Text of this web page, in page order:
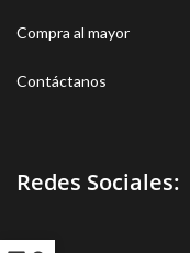
Compra al mayor
Contáctanos
Redes Sociales: